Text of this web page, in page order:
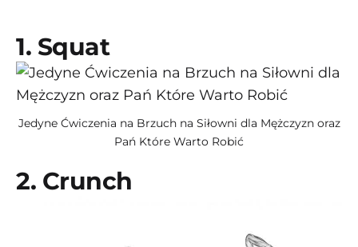
1. Squat
Jedyne Ćwiczenia na Brzuch na Siłowni dla Mężczyzn oraz
Pań Które Warto Robić
2. Crunch